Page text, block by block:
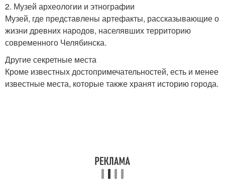
2. Музей археологии и этнографии
Музей, где представлены артефакты, рассказывающие о
жизни древних народов, населявших территорию
современного Челябинска.
Другие секретные места
Кроме известных достопримечательностей, есть и менее
известные места, которые также хранят историю города.